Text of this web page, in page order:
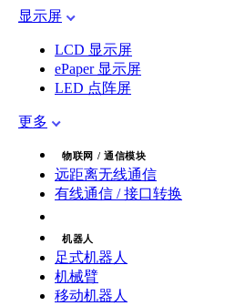
显示屏
LCD 显示屏
ePaper 显示屏
LED 点阵屏
更多
物联网 / 通信模块
远距离无线通信
有线通信 / 接口转换
机器人
足式机器人
机械臂
移动机器人